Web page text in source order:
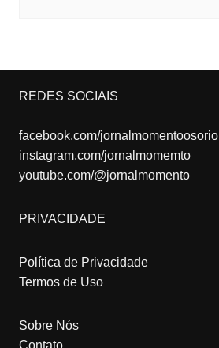
REDES SOCIAIS
facebook.com/jornalmomentoosorio
instagram.com/jornalmomemto
youtube.com/@jornalmomento
PRIVACIDADE
Política de Privacidade
Termos de Uso
Sobre Nós
Contato